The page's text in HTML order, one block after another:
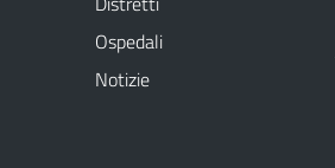
Ospedali
Notizie